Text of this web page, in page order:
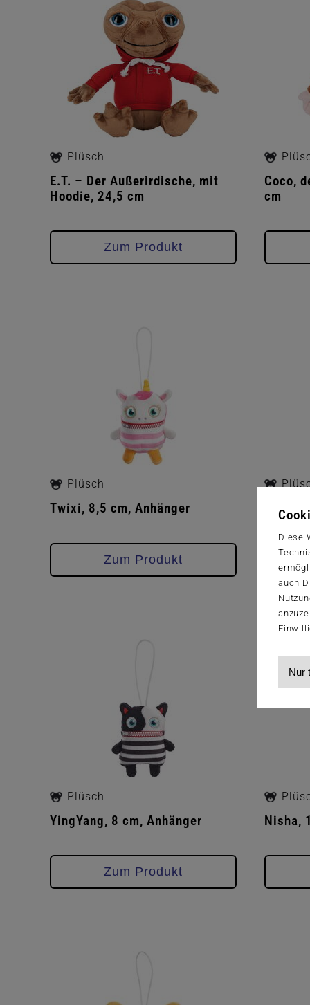
Diese
auch
Nur
Plüsch
E.T. – Der Außerirdische, mit
Hoodie, 24,5 cm
Zum Produkt
Coco,
cm
Plüsch
Twixi, 8,5 cm, Anhänger
Zum Produkt
Plüsch
YingYang, 8 cm, Anhänger
Zum Produkt
Nisha,